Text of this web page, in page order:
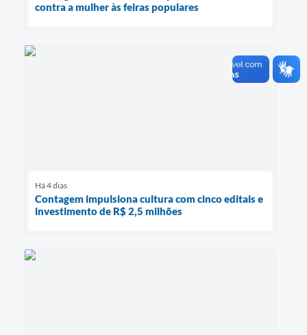
contra a mulher às feiras populares
Há 4 dias
Contagem impulsiona cultura com cinco editais e
investimento de R$ 2,5 milhões